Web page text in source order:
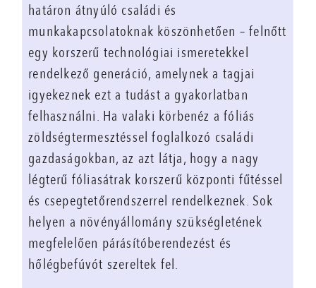
határon átnyúló családi és
munkakapcsolatoknak köszönhetően – felnőtt
egy korszerű technológiai ismeretekkel
rendelkező generáció, amelynek a tagjai
igyekeznek ezt a tudást a gyakorlatban
felhasználni. Ha valaki körbenéz a fóliás
zöldségtermesztéssel foglalkozó családi
gazdaságokban, az azt látja, hogy a nagy
légterű fóliasátrak korszerű központi fűtéssel
és csepegtetőrendszerrel rendelkeznek. Sok
helyen a növényállomány szükségletének
megfelelően párásítóberendezést és
hőlégbefúvót szereltek fel.